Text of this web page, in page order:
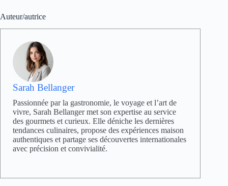
Auteur/autrice
Sarah Bellanger
Passionnée par la gastronomie, le voyage et l’art de
vivre, Sarah Bellanger met son expertise au service
des gourmets et curieux. Elle déniche les dernières
tendances culinaires, propose des expériences maison
authentiques et partage ses découvertes internationales
avec précision et convivialité.